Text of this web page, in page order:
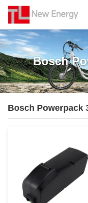
Bosch
Bosch Powerpack